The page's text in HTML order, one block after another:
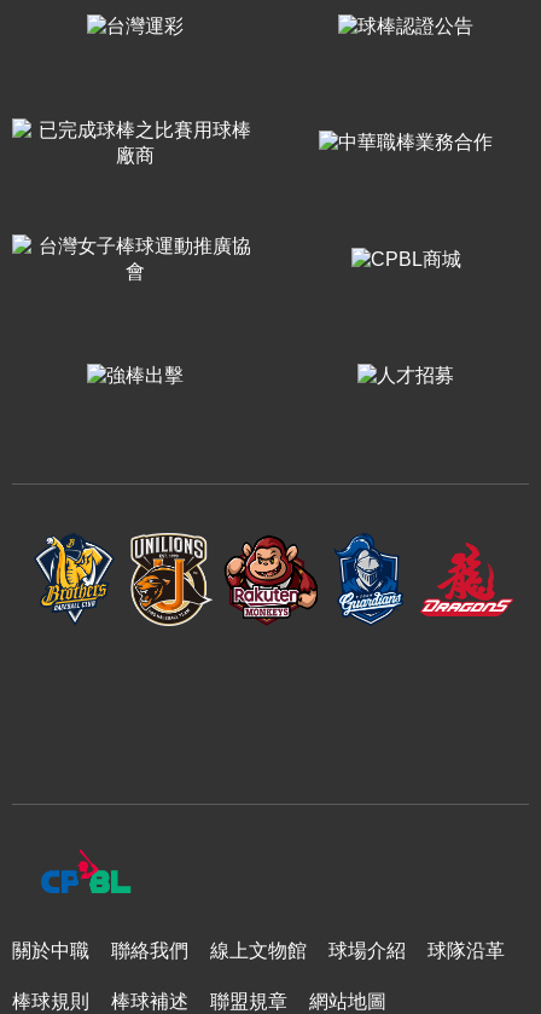
關於中職 聯絡我們 線上文物館 球場介紹 球隊沿革
棒球規則 棒球補述 聯盟規章 網站地圖